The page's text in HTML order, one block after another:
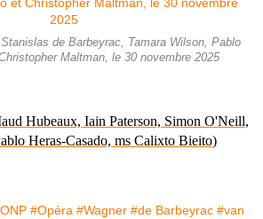
de Barbeyrac, Tamara Wilson, Pablo
Maltman, le 30 novembre 2025
Hubeaux, Iain Paterson, Simon O'Neill,
Heras-Casado, ms Calixto Bieito)
#Opéra #Wagner #de Barbeyrac #van